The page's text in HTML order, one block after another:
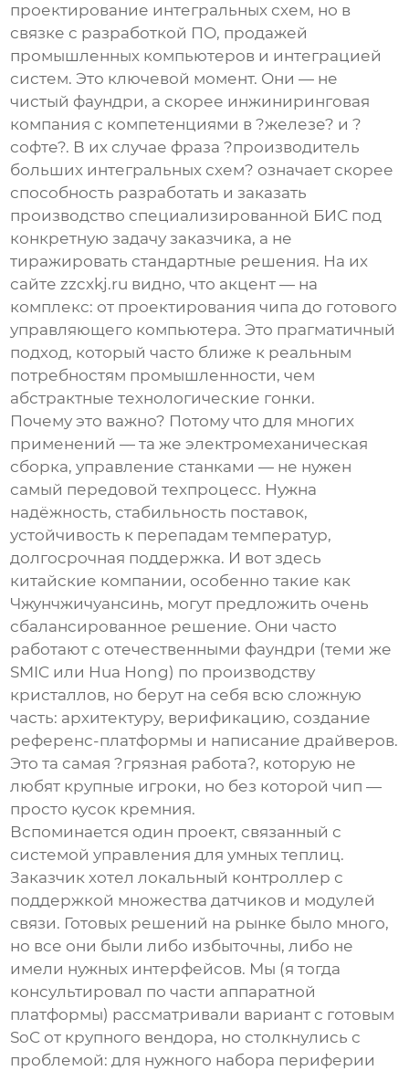
проектирование интегральных схем, но в
связке с разработкой ПО, продажей
промышленных компьютеров и интеграцией
систем. Это ключевой момент. Они — не
чистый фаундри, а скорее инжиниринговая
компания с компетенциями в ?железе? и ?
софте?. В их случае фраза ?производитель
больших интегральных схем? означает скорее
способность разработать и заказать
производство специализированной БИС под
конкретную задачу заказчика, а не
тиражировать стандартные решения. На их
сайтеzzcxkj.ru видно, что акцент — на
комплекс: от проектирования чипа до готового
управляющего компьютера. Это прагматичный
подход, который часто ближе к реальным
потребностям промышленности, чем
абстрактные технологические гонки.
Почему это важно? Потому что для многих
применений — та же электромеханическая
сборка, управление станками — не нужен
самый передовой техпроцесс. Нужна
надёжность, стабильность поставок,
устойчивость к перепадам температур,
долгосрочная поддержка. И вот здесь
китайские компании, особенно такие как
Чжунчжичуансинь, могут предложить очень
сбалансированное решение. Они часто
работают с отечественными фаундри (теми же
SMIC или Hua Hong) по производству
кристаллов, но берут на себя всю сложную
часть: архитектуру, верификацию, создание
референс-платформы и написание драйверов.
Это та самая ?грязная работа?, которую не
любят крупные игроки, но без которой чип —
просто кусок кремния.
Вспоминается один проект, связанный с
системой управления для умных теплиц.
Заказчик хотел локальный контроллер с
поддержкой множества датчиков и модулей
связи. Готовых решений на рынке было много,
но все они были либо избыточны, либо не
имели нужных интерфейсов. Мы (я тогда
консультировал по части аппаратной
платформы) рассматривали вариант с готовым
SoC от крупного вендора, но столкнулись с
проблемой: для нужного набора периферии